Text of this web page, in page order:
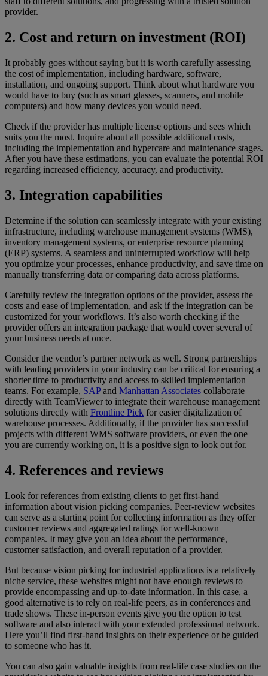
provider.
2. Cost and return on investment (ROI)
It probably goes without saying but it is worth carefully assessing
the cost of implementation, including hardware, software,
installation, and ongoing support. Think about what hardware you
would have to buy (such as smart glasses, scanners, and mobile
computers) and how many devices you would need.
Check if the provider has multiple license options and sees which
suits you the most. Inquire about all possible additional costs,
including the implementation and hypercare and maintenance stages.
After you have these estimations, you can evaluate the potential ROI
regarding increased efficiency, accuracy, and productivity.
3. Integration capabilities
Determine if the solution can seamlessly integrate with your existing
infrastructure, including warehouse management systems (WMS),
inventory management systems, or enterprise resource planning
(ERP) systems. A seamless and uninterrupted workflow will help
you optimize your processes, enhance productivity, and save time on
manually transferring data or comparing data across platforms.
Carefully review the integration options of the provider, assess the
costs and ease of implementation, and ask if the integration can be
customized for your workflows. It’s also worth checking if the
provider offers an integration package that would cover several of
your business needs at once.
Consider the vendor’s partner network as well. Strong partnerships
with leading providers in your industry can be critical for ensuring a
shorter time to productivity and access to skilled implementation
teams. For example, SAPand Manhattan Associates collaborate
directly with TeamViewer to integrate their warehouse management
solutions directly with Frontline Pick for easier digitalization of
warehouse processes. Additionally, if the provider has successful
projects with different WMS software providers, or even the one
you are currently working on, it is a positive sign to look out for.
4. References and reviews
Look for references from existing clients to get first-hand
information about vision picking companies. Peer-review websites
can serve as a starting point for collecting information as they offer
customer reviews and aggregated ratings for well-known
companies. It may give you an idea about the performance,
customer satisfaction, and overall reputation of a provider.
But because vision picking for industrial applications is a relatively
niche service, these websites might not have enough reviews to
provide encompassing and up-to-date information. In this case, a
good alternative is to rely on real-life peers, as in conferences and
trade shows. These in-person events give you the option to test
software and also interact with your extended professional network.
Here you’ll find first-hand insights on their experience or be guided
to someone who has it.
You can also gain valuable insights from real-life case studies on the